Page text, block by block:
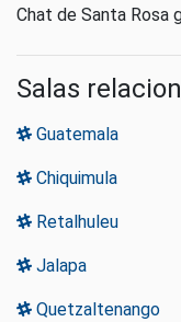
Chat de Santa Rosa
Salas
Guatemala
Chiquimula
Retalhuleu
Jalapa
Quetzaltenango